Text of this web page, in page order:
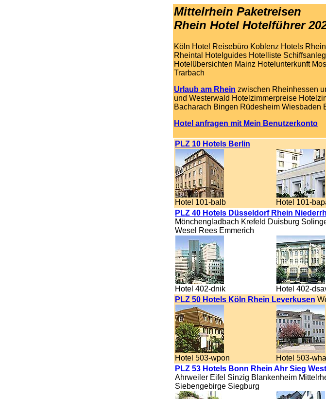
Mittelrhein Paketreisen
Rhein Hotel Hotelführer
Köln Hotel Reisebüro Koblenz Hotels
Rheintal Hotelguides Hotelliste
Hotelübersichten Mainz Hotelunterkunft
Trarbach
Urlaub am Rhein zwischen Rheinhessen
und Westerwald Hotelzimmerpreise
Bacharach Bingen Rüdesheim Wiesbaden
Hotel anfragen mit Mein Benutzerkonto
PLZ 10 Hotels Berlin
Hotel 101-balb Hotel 101-
PLZ 40 Hotels Düsseldorf Rhein
Mönchengladbach Krefeld Duisburg
Wesel Rees Emmerich
Hotel 402-dnik Hotel 402-
PLZ 50 Hotels Köln Rhein Leverkusen
Hotel 503-wpon Hotel 503-
PLZ 53 Hotels Bonn Rhein Ahr Sieg
Ahrweiler Eifel Sinzig Blankenheim
Siebengebirge Siegburg